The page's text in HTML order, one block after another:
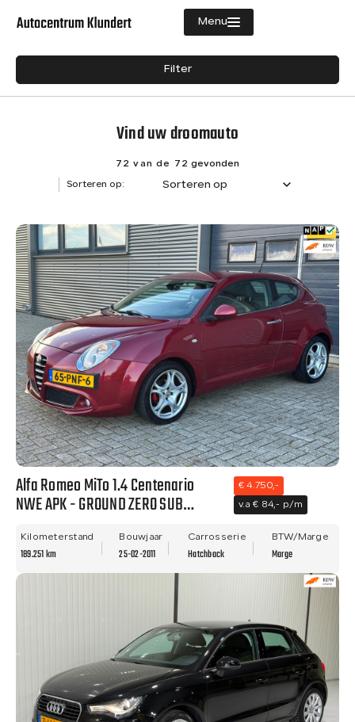
Menu
Aanbod
Verkocht
Over ons
Contact
Vind uw droomauto
Filter
Filters
Merk
Brandstof
Diesel 8 Hybride (Benzine) 1 Benzine 63
Transmissie
Semi-automaat 1 Handgeschakeld Automaat 13
72 van de 72 gevonden
Sorteren op: Sorteren op
Alfa Romeo MiTo 1.4 Centenario
NWE APK - GROUND ZERO SUB
€ 4.750,-
v.a € 84,- p/m
Kilometerstand
189.251 km
Bouwjaar
25-02-2011
Carrosserie
Hatchback
BTW/Marge
Marge